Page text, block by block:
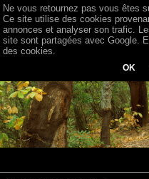
Ne vous retournez pas vous êtes
Ce site utilise des cookies
annonces et analyser son trafic.
site sont partagées avec Google.
des cookies.
OK